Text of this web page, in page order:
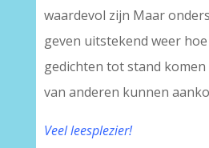
waardevol zijn Maar
geven uitstekend weer
gedichten tot stand
van anderen kunnen
Veel leesplezier!